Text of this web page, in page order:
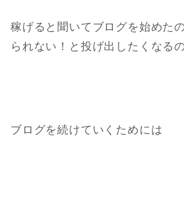
稼げると聞いてブログを始めた
られない！と投げ出したくなるの
ブログを続けていくためには